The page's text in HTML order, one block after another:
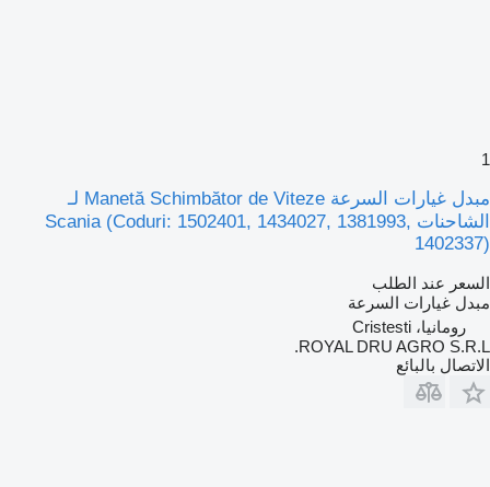
1
مبدل غيارات السرعة Manetă Schimbător de Viteze لـ
الشاحنات Scania (Coduri: 1502401, 1434027, 1381993,
1402337)
السعر عند الطلب
مبدل غيارات السرعة
رومانيا، Cristesti
ROYAL DRU AGRO S.R.L.
الاتصال بالبائع